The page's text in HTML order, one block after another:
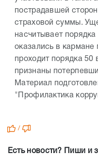
пострадавшей
страховой суммы.
насчитывает
оказались в
проходит порядка 50
признаны
Материал
"Профилактика
/
Есть новости? Пиши и